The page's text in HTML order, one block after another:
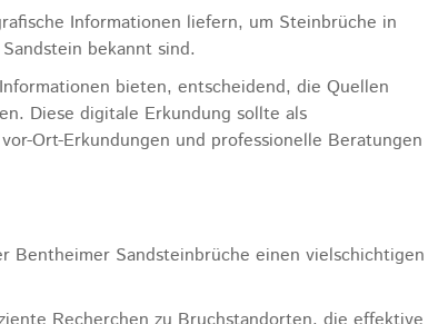
Informationen liefern, um Steinbrüche in
bekannt sind.
bieten, entscheidend, die Quellen
Diese digitale Erkundung sollte als
Ort-Erkundungen und professionelle Beratungen
Bentheimer Sandsteinbrüche einen vielschichtigen